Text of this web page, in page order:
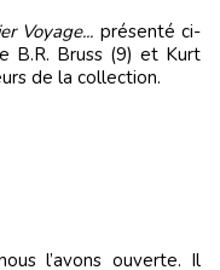
Voyage... présenté ci-
B.R. Bruss (9) et Kurt
de la collection.